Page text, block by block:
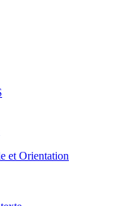
et Orientation